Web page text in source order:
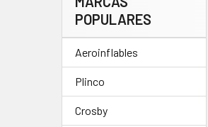
POPULARES
Aeroinflables
Plinco
Crosby